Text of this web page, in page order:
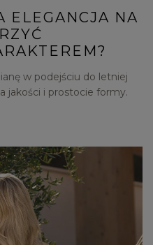
ELEGANCJA NA
w podejściu do letniej
jakości i prostocie formy.